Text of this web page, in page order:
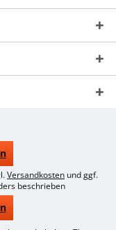
Versandkosten und ggf.
beschrieben